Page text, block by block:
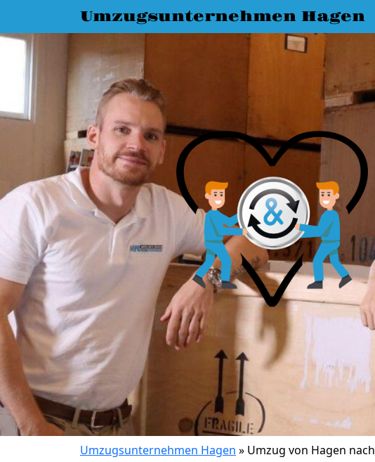
Umzugsunternehmen Hagen
Umzugsunternehmen Hagen » Umzug von Hagen